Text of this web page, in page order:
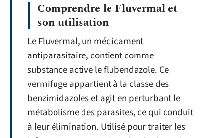
Comprendre le Fluvermal et
son utilisation
Le Fluvermal, un médicament
antiparasitaire, contient comme
substance active le flubendazole. Ce
vermifuge appartient à la classe des
benzimidazoles et agit en perturbant le
métabolisme des parasites, ce qui conduit
à leur élimination. Utilisé pour traiter les